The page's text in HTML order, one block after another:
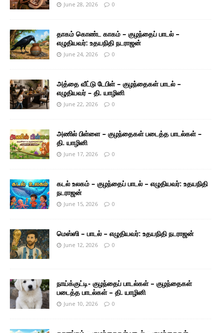
June 28, 2026 0
தாகம் கொண்ட காகம் – குழந்தைப் பாடல் –
எழுதியவர்: உதயநிதி நடராஜன்
June 24, 2026 0
அத்தை வீட்டு டேபிள் – குழந்தைகள் பாடல் –
எழுதியவர் – தி. யாழினி
June 22, 2026 0
அணில் பிள்ளை – குழந்தைகள் படைத்த பாடல்கள் –
தி. யாழினி
June 17, 2026 0
கடல் உலகம் – குழந்தைப் பாடல் – எழுதியவர்: உதயநிதி
நடராஜன்
June 15, 2026 0
மெஸ்ஸி – பாடல் – எழுதியவர்: உதயநிதி நடராஜன்
June 12, 2026 0
நாய்க்குட்டி- குழந்தைப் பாடல்கள் – குழந்தைகள்
படைத்த பாடல்கள் – தி. யாழினி
June 10, 2026 0